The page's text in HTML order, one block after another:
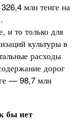
млн тенге на
и то только для
культуры в
расходы
дорог
— 98,7 млн
бы нет